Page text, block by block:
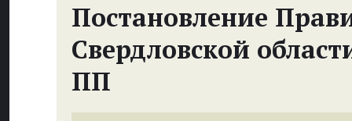
Постановление
Свердловской
ПП